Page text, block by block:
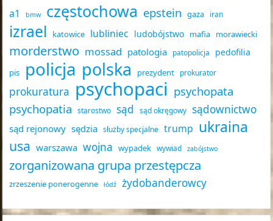
a1 bmw częstochowa epstein gaza iran
izrael katowice lubliniec ludobójstwo mafia morawiecki
morderstwo mossad patologia patopolicja pedofilia
pis policja polska prezydent prokurator
prokuratura psychopaci psychopata
psychopatia
starostwo sąd sąd okręgowy sądownictwo
sąd rejonowy sędzia służby specjalne trump ukraina
usa warszawa wojna wypadek wywiad zabójstwo
zorganizowana grupa przestępcza
zrzeszenie ponerogenne łódź żydobanderowcy